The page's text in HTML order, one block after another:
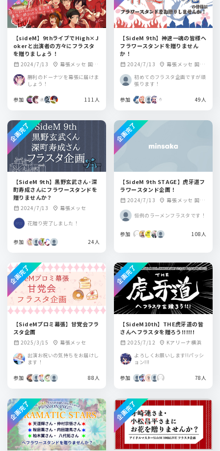
【sideM】9thライブでHigh×J
okerと出演者の方々にフラスタ
を贈りましょう！
calendar_month 2024/7/13 location_on 幕張メッセ 国際
勝利のドーナツを幕張に届けま
しょう！
参加 111人
【SideM 9th】神速一魂の皆様へ
フラワースタンドを贈りません
か！
calendar_month 2024/7/13 location_on 幕張メッセ 国際
初めてのフラスタ企画ですが頑
張ります！
参加 49人
【SideM 9th】黒野玄武さん･深
町寿成さんにフラワースタンドを
贈りませんか？
calendar_month 2024/7/13 location_on 幕張メッセ
花贈り完了しました！
参加 24人
企画完了
【SideM 9th STAGE】虎牙道フ
ラワースタンド企画！
calendar_month 2024/7/13 location_on 幕張メッセ 国際
恒例のラーメンフラスタです！
参加 108人
企画完了
【SideMプロミ幕張】甘党会フラ
スタ企画
calendar_month 2025/3/15 location_on 幕張メッセ
出演お祝いの気持ちをお届けし
ます！
参加 88人
企画完了
【SideM10th】THE虎牙道の皆
さんへフラスタを贈ろう!!!!!!
calendar_month 2025/7/12 location_on Kアリーナ横浜
よろしくお願いします!!パッシ
ョン!!!
参加 78人
企画完了
企画完了 企画完了